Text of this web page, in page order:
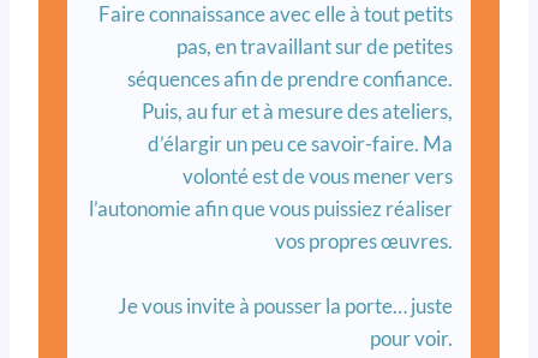
Faire connaissance avec elle à tout petits
pas, en travaillant sur de petites
séquences afin de prendre confiance.
Puis, au fur et à mesure des ateliers,
d’élargir un peu ce savoir-faire. Ma
volonté est de vous mener vers
l’autonomie afin que vous puissiez réaliser
vos propres œuvres.
Je vous invite à pousser la porte… juste
pour voir.